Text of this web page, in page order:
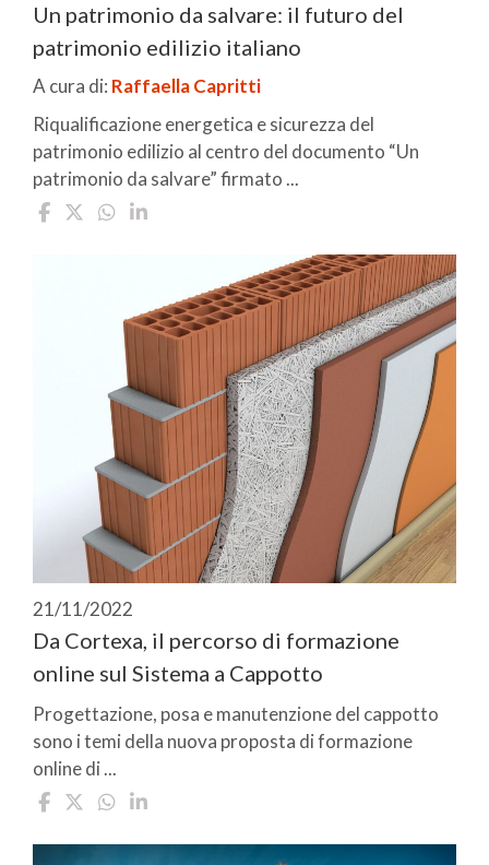
Un patrimonio da salvare: il futuro del
patrimonio edilizio italiano
A cura di: Raffaella Capritti
Riqualificazione energetica e sicurezza del
patrimonio edilizio al centro del documento “Un
patrimonio da salvare” firmato ...
21/11/2022
Da Cortexa, il percorso di formazione
online sul Sistema a Cappotto
Progettazione, posa e manutenzione del cappotto
sono i temi della nuova proposta di formazione
online di ...